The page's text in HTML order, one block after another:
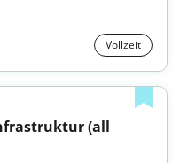
Vollzeit
(all